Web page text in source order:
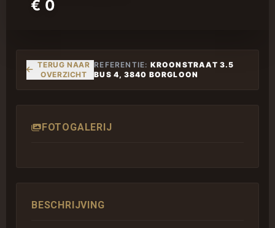
€ 0
TERUG NAAR
OVERZICHT
REFERENTIE: KROONSTRAAT 3.5
BUS 4, 3840 BORGLOON
FOTOGALERIJ
BESCHRIJVING